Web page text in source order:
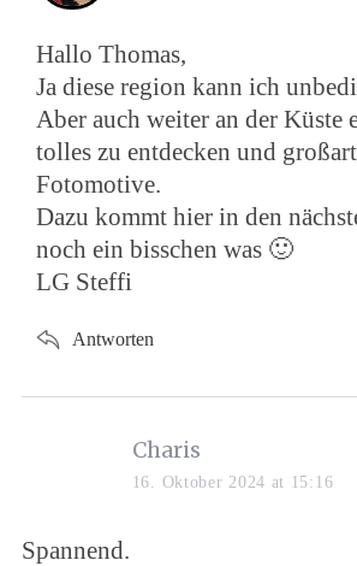
Hallo Thomas,
Ja diese region kann ich
Aber auch weiter an der Küste
tolles zu entdecken und
Fotomotive.
Dazu kommt hier in den
noch ein bisschen was 🙂
LG Steffi
Antworten
Charis
16. Oktober 2024 at 15:16
Spannend.